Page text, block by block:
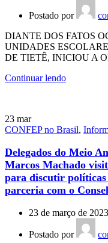
Postado por
DIANTE DOS FATOS
UNIDADES
DE TIETÊ, INICIOU A
Continuar lendo
23 mar
CONFEP no Brasil,
Delegados do Meio
Marcos Machado
para discutir políticas
parceria com o
23 de março de 2023
Postado por